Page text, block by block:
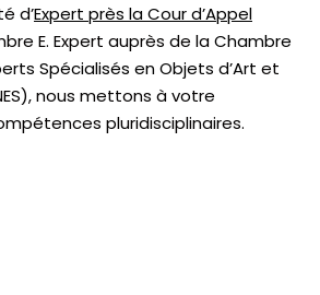
d’Expert près la Cour d’Appel
E. Expert auprès de laChambre
Spécialisés en Objets d’Art et
nous mettons à votre
pluridisciplinaires.